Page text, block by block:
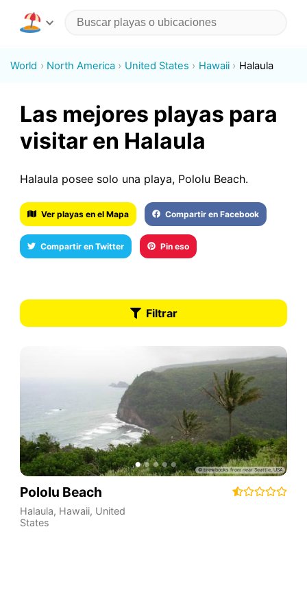
World North America United States Hawaii Halaula
Las mejores playas para
visitar en Halaula
Halaula posee solo una playa, Pololu Beach.
Ver playas en el Mapa Compartir en Facebook
Compartir en Twitter Pin eso
Filtrar
Pololu Beach
Halaula, Hawaii, United
States